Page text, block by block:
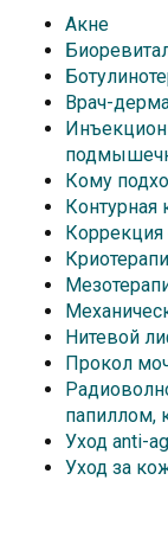
Акне
Врач-
Кому
Контурная
Нитевой
Прокол
папиллом,
Уход anti-
Уход за